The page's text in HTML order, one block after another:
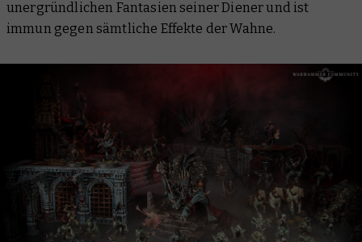
unergründlichen Fantasien seiner Diener und ist
immun gegen sämtliche Effekte der Wahne.